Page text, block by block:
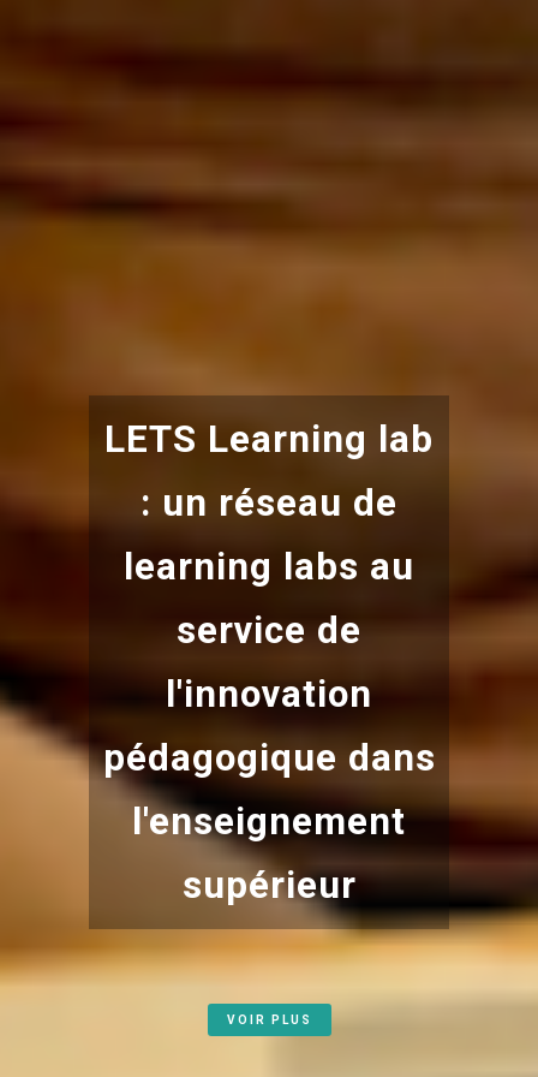
LETS Learning lab
: un réseau de
learning labs au
service de
l'innovation
pédagogique dans
l'enseignement
supérieur
VOIR PLUS